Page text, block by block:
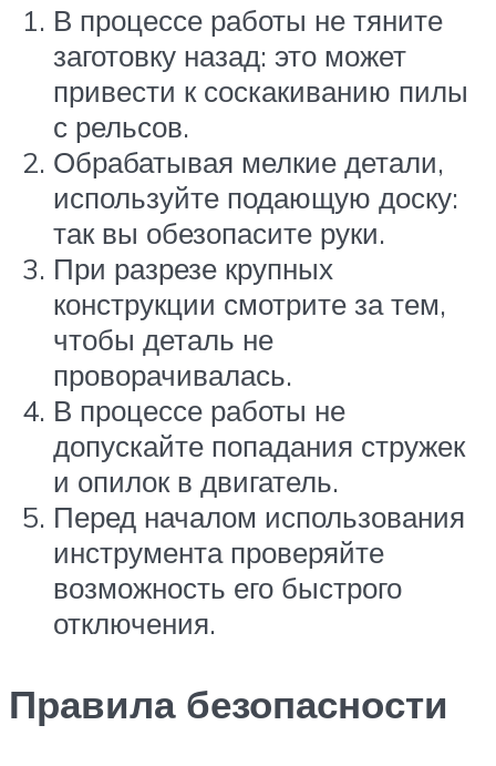
В процессе работы не тяните
заготовку назад: это может
привести к соскакиванию пилы
с рельсов.
Обрабатывая мелкие детали,
используйте подающую доску:
так вы обезопасите руки.
При разрезе крупных
конструкции смотрите за тем,
чтобы деталь не
проворачивалась.
В процессе работы не
допускайте попадания стружек
и опилок в двигатель.
Перед началом использования
инструмента проверяйте
возможность его быстрого
отключения.
Правила безопасности